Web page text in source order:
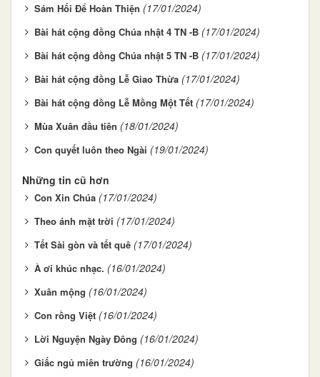
Sám Hối Để Hoàn Thiện (17/01/2024)
Bài hát cộng đồng Chúa nhật 4 TN -B (17/01/2024)
Bài hát cộng đồng Chúa nhật 5 TN -B (17/01/2024)
Bài hát cộng đồng Lễ Giao Thừa (17/01/2024)
Bài hát cộng đồng Lễ Mồng Một Tết (17/01/2024)
Mùa Xuân đầu tiên (18/01/2024)
Con quyết luôn theo Ngài (19/01/2024)
Những tin cũ hơn
Con Xin Chúa (17/01/2024)
Theo ánh mặt trời (17/01/2024)
Tết Sài gòn và tết quê (17/01/2024)
À ơi khúc nhạc. (16/01/2024)
Xuân mộng (16/01/2024)
Con rồng Việt (16/01/2024)
Lời Nguyện Ngày Đông (16/01/2024)
Giấc ngủ miên trường (16/01/2024)